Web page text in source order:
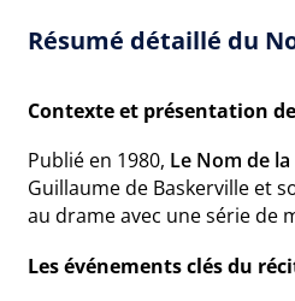
Résumé détaillé du
Contexte et présentation
Publié en 1980, Le Nom de
Guillaume de Baskerville et
au drame avec une série de
Les événements clés du